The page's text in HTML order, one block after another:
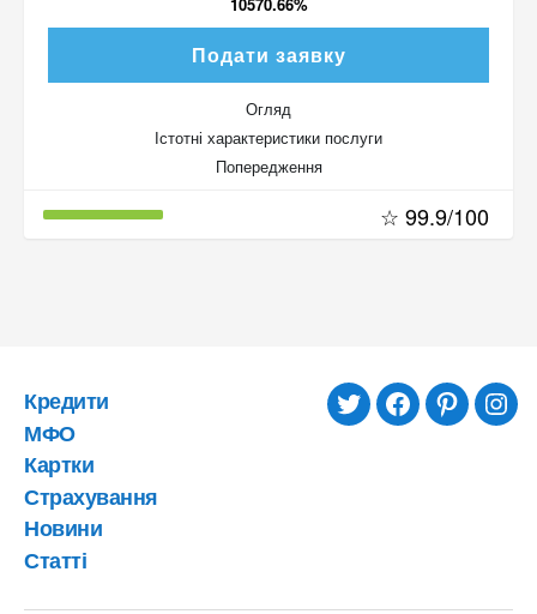
Подати заявку
Огляд
Істотні характеристики послуги
Попередження
☆ 99.9/100
Кредити
МФО
Картки
Страхування
Новини
Статті
twitterfacebookpinterest